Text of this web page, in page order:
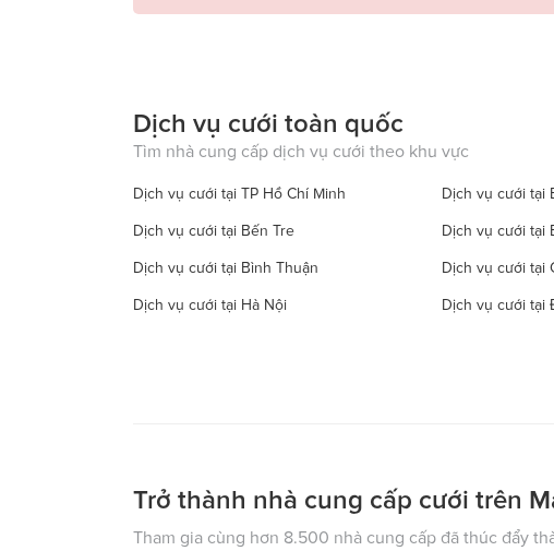
Dịch vụ cưới toàn quốc
Tìm nhà cung cấp dịch vụ cưới theo khu vực
Dịch vụ cưới tại TP Hồ Chí Minh Dịch vụ cưới tại
Dịch vụ cưới tại Bến Tre Dịch vụ cưới tại
Dịch vụ cưới tại Bình Thuận Dịch vụ cưới tại
Dịch vụ cưới tại Hà Nội Dịch vụ cưới tại
Dịch vụ cưới tại Lạng Sơn Dịch vụ cưới tại
Dịch vụ cưới tại
Trở thành nhà cung cấp cưới trên
Tham gia cùng hơn 8.500 nhà cung cấp đã thúc đẩy